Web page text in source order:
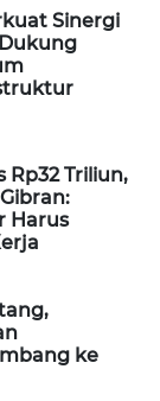
Sinergi
Rp32 Triliun,
Harus
ke